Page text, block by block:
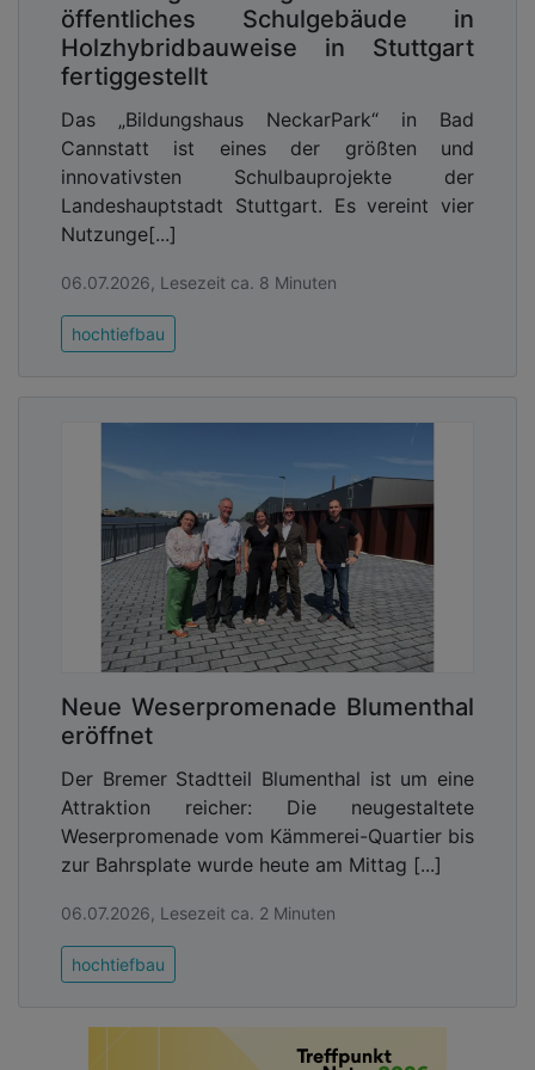
öffentliches Schulgebäude in
Holzhybridbauweise in Stuttgart
fertiggestellt
Das „Bildungshaus NeckarPark“ in Bad
Cannstatt ist eines der größten und
innovativsten Schulbauprojekte der
Landeshauptstadt Stuttgart. Es vereint vier
Nutzunge[...]
06.07.2026, Lesezeit ca. 8 Minuten
hochtiefbau
Neue Weserpromenade Blumenthal
eröffnet
Der Bremer Stadtteil Blumenthal ist um eine
Attraktion reicher: Die neugestaltete
Weserpromenade vom Kämmerei-Quartier bis
zur Bahrsplate wurde heute am Mittag [...]
06.07.2026, Lesezeit ca. 2 Minuten
hochtiefbau